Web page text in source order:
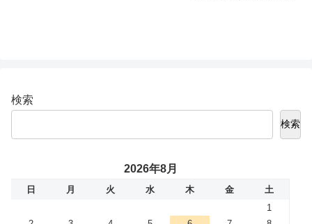
検索
検索
2026年8月
日 月 火 水 木 金
土
1